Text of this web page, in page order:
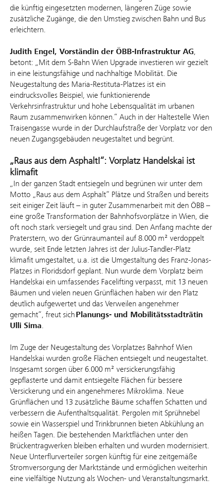
die künftig eingesetzten modernen, längeren Züge sowie
zusätzliche Zugänge, die den Umstieg zwischen Bahn und Bus
erleichtern.
Judith Engel, Vorständin der ÖBB-Infrastruktur AG,
betont: „Mit dem S-Bahn Wien Upgrade investieren wir gezielt
in eine leistungsfähige und nachhaltige Mobilität. Die
Neugestaltung des Maria-Restituta-Platzes ist ein
eindrucksvolles Beispiel, wie funktionierende
Verkehrsinfrastruktur und hohe Lebensqualität im urbanen
Raum zusammenwirken können.“ Auch in der Haltestelle Wien
Traisengasse wurde in der Durchlaufstraße der Vorplatz vor den
neuen Zugangsgebäuden neugestaltet und begrünt.
„Raus aus dem Asphalt!“: Vorplatz Handelskai ist
klimafit
„In der ganzen Stadt entsiegeln und begrünen wir unter dem
Motto „Raus aus dem Asphalt“ Plätze und Straßen und bereits
seit einiger Zeit läuft – in guter Zusammenarbeit mit den ÖBB –
eine große Transformation der Bahnhofsvorplätze in Wien, die
oft noch stark versiegelt und grau sind. Den Anfang machte der
Praterstern, wo der Grünraumanteil auf 8.000 m² verdoppelt
wurde, seit Ende letzten Jahres ist der Julius-Tandler-Platz
klimafit umgestaltet, u.a. ist die Umgestaltung des Franz-Jonas-
Platzes in Floridsdorf geplant. Nun wurde dem Vorplatz beim
Handelskai ein umfassendes Facelifting verpasst, mit 13 neuen
Bäumen und vielen neuen Grünflächen haben wir den Platz
deutlich aufgewertet und das Verweilen angenehmer
gemacht“, freut sichPlanungs- und Mobilitätsstadträtin
Ulli Sima.
Im Zuge der Neugestaltung des Vorplatzes Bahnhof Wien
Handelskai wurden große Flächen entsiegelt und neugestaltet.
Insgesamt sorgen über 6.000 m² versickerungsfähig
gepflasterte und damit entsiegelte Flächen für bessere
Versickerung und ein angenehmeres Mikroklima. Neue
Grünflächen und 13 zusätzliche Bäume schaffen Schatten und
verbessern die Aufenthaltsqualität. Pergolen mit Sprühnebel
sowie ein Wasserspiel und Trinkbrunnen bieten Abkühlung an
heißen Tagen. Die bestehenden Marktflächen unter den
Brückentragwerken bleiben erhalten und wurden modernisiert.
Neue Unterflurverteiler sorgen künftig für eine zeitgemäße
Stromversorgung der Marktstände und ermöglichen weiterhin
eine vielfältige Nutzung als Wochen- und Veranstaltungsmarkt.